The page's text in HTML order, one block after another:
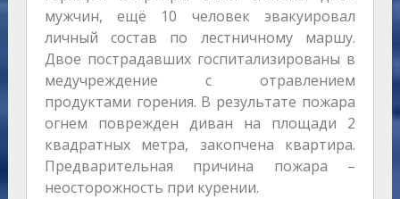
мужчин, ещё 10 человек эвакуировал
личный состав по лестничному маршу.
Двое пострадавших госпитализированы в
медучреждение с отравлением
продуктами горения. В результате пожара
огнем поврежден диван на площади 2
квадратных метра, закопчена квартира.
Предварительная причина пожара –
неосторожность при курении.